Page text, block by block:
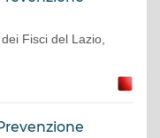
Fisci del Lazio,